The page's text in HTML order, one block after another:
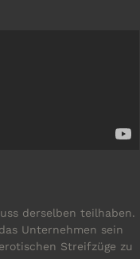
derselben teilhaben.
Unternehmen sein
Streifzüge zu